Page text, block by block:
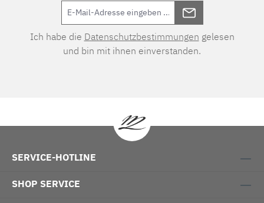
Ich habe die Datenschutzbestimmungen gelesen
und bin mit ihnen einverstanden.
SERVICE-HOTLINE
SHOP SERVICE